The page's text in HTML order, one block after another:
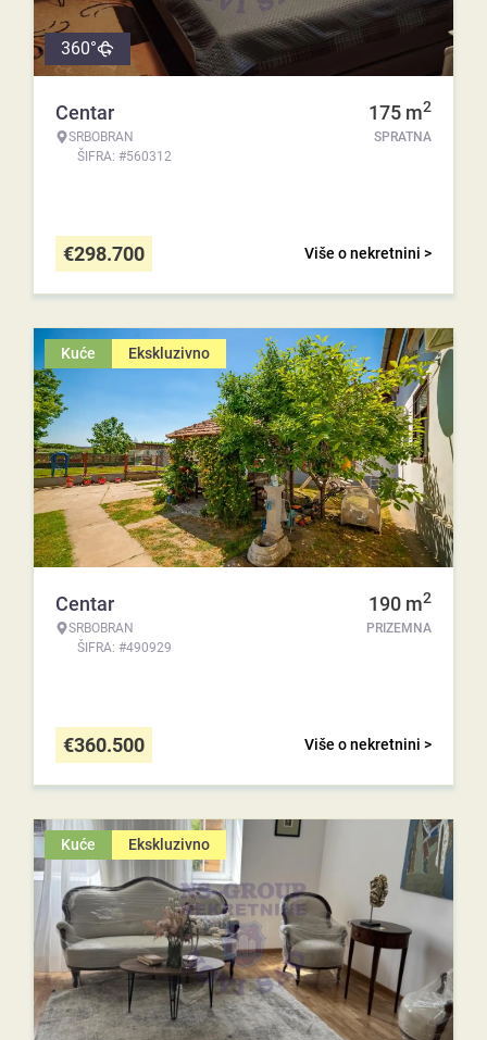
360°
Centar
SRBOBRAN
ŠIFRA: #560312
175 m2
SPRATNA
Više o nekretnini >
€298.700
Kuće Ekskluzivno
Centar
SRBOBRAN
ŠIFRA: #490929
190 m2
PRIZEMNA
Više o nekretnini >
€360.500
Kuće Ekskluzivno